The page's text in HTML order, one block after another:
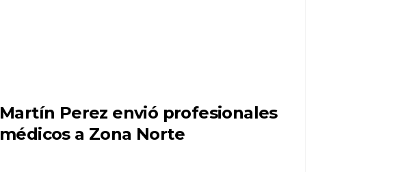
Martín Perez envió profesionales
médicos a Zona Norte